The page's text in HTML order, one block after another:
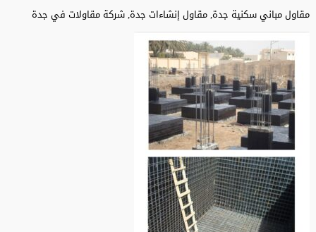
مقاول مباني سكنية جدة, مقاول إنشاءات جدة, شركة مقاولات في جدة